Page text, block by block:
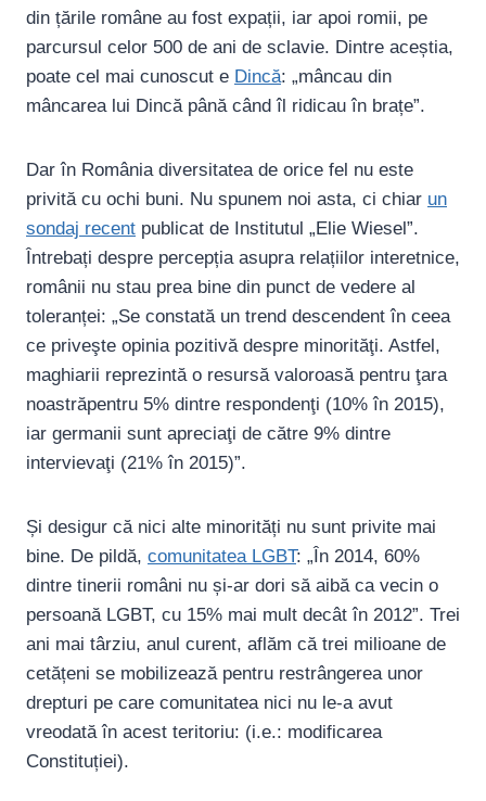
din țările române au fost expații, iar apoi romii, pe
parcursul celor 500 de ani de sclavie. Dintre aceștia,
poate cel mai cunoscut e Dincă: „mâncau din
mâncarea lui Dincă până când îl ridicau în brațe”.
Dar în România diversitatea de orice fel nu este
privită cu ochi buni. Nu spunem noi asta, ci chiar un
sondaj recent publicat de Institutul „Elie Wiesel”.
Întrebați despre percepția asupra relațiilor interetnice,
românii nu stau prea bine din punct de vedere al
toleranței: „Se constată un trend descendent în ceea
ce priveşte opinia pozitivă despre minorităţi. Astfel,
maghiarii reprezintă o resursă valoroasă pentru ţara
noastrăpentru 5% dintre respondenţi (10% în 2015),
iar germanii sunt apreciaţi de către 9% dintre
intervievaţi (21% în 2015)”.
Și desigur că nici alte minorități nu sunt privite mai
bine. De pildă, comunitatea LGBT: „În 2014, 60%
dintre tinerii români nu și-ar dori să aibă ca vecin o
persoană LGBT, cu 15% mai mult decât în 2012”. Trei
ani mai târziu, anul curent, aflăm că trei milioane de
cetățeni se mobilizează pentru restrângerea unor
drepturi pe care comunitatea nici nu le-a avut
vreodată în acest teritoriu: (i.e.: modificarea
Constituției).